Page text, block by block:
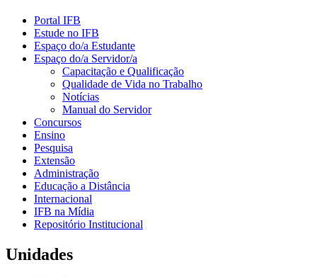
Portal IFB
Estude no IFB
Espaço do/a Estudante
Espaço do/a Servidor/a
Capacitação e Qualificação
Qualidade de Vida no Trabalho
Notícias
Manual do Servidor
Concursos
Ensino
Pesquisa
Extensão
Administração
Educação a Distância
Internacional
IFB na Mídia
Repositório Institucional
Unidades